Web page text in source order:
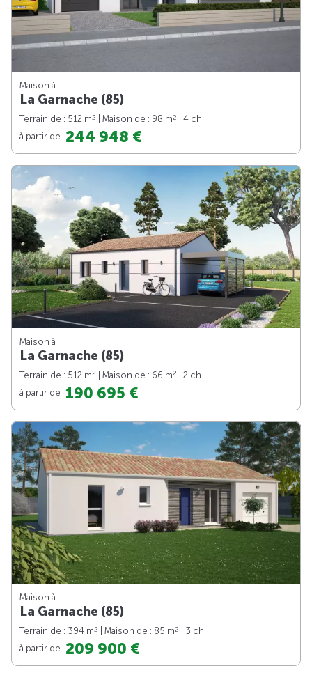
Maison à
La Garnache (85)
Terrain de : 512 m2 | Maison de : 98 m2
| 4 ch.
à partir de 244 948 €
Maison à
La Garnache (85)
Terrain de : 512 m2 | Maison de : 66 m2
| 2 ch.
à partir de 190 695 €
Maison à
La Garnache (85)
Terrain de : 394 m2 | Maison de : 85 m2
| 3 ch.
à partir de 209 900 €